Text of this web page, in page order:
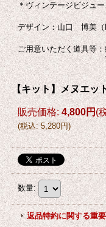
＊ヴィンテージビジュ
デザイン：山口 博美（
ご用意いただく道具等
下絵ペン、メジ
【キット】メヌエッ
販売価格: 4,800円(
(税込: 5,280円)
数量:
返品特約に関する重